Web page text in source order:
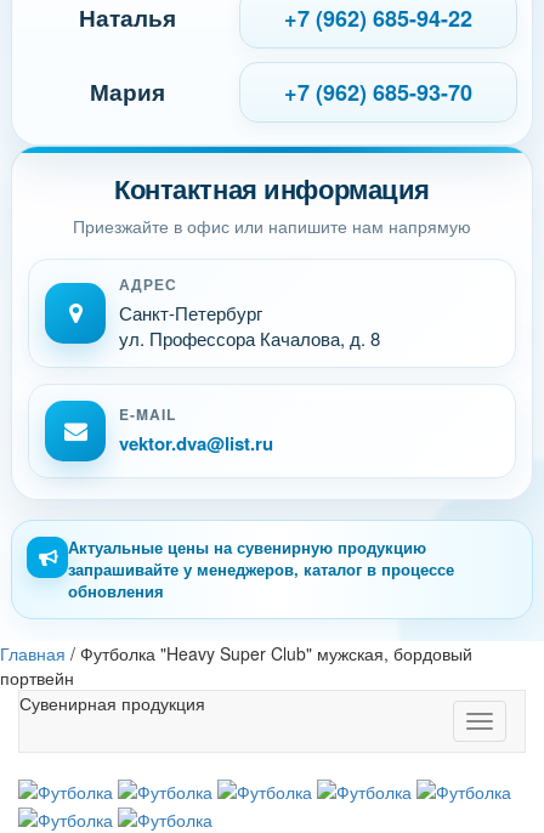
Контактная информация
Приезжайте в офис или напишите нам напрямую
АДРЕС
Санкт-Петербург
ул. Профессора Качалова, д. 8
E-MAIL
vektor.dva@list.ru
Наталья +7 (962) 685-94-22
Мария +7 (962) 685-93-70
Актуальные цены на сувенирную продукцию
запрашивайте у менеджеров, каталог в процессе
обновления
Главная / Футболка "Heavy Super Club" мужская, бордовый
портвейн
Toggle
Сувенирная продукция